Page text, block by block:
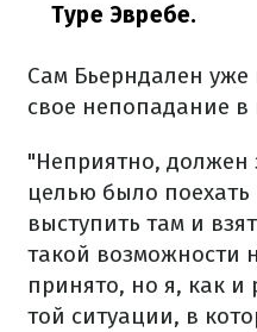
Туре Эвребе.
Сам Бьерндален
свое непопадание
"Неприятно, должен
целью было
выступить там и
такой возможности
принято, но я, как
той ситуации, в